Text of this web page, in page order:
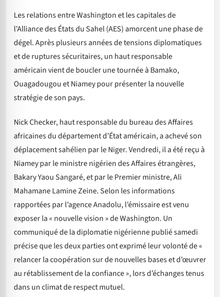
Les relations entre Washington et les capitales de
l’Alliance des États du Sahel (AES) amorcent une phase de
dégel. Après plusieurs années de tensions diplomatiques
et de ruptures sécuritaires, un haut responsable
américain vient de boucler une tournée à Bamako,
Ouagadougou et Niamey pour présenter la nouvelle
stratégie de son pays.
Nick Checker, haut responsable du bureau des Affaires
africaines du département d’État américain, a achevé son
déplacement sahélien par le Niger. Vendredi, il a été reçu à
Niamey par le ministre nigérien des Affaires étrangères,
Bakary Yaou Sangaré, et par le Premier ministre, Ali
Mahamane Lamine Zeine. Selon les informations
rapportées par l’agence Anadolu, l’émissaire est venu
exposer la « nouvelle vision » de Washington. Un
communiqué de la diplomatie nigérienne publié samedi
précise que les deux parties ont exprimé leur volonté de «
relancer la coopération sur de nouvelles bases et d’œuvrer
au rétablissement de la confiance », lors d’échanges tenus
dans un climat de respect mutuel.